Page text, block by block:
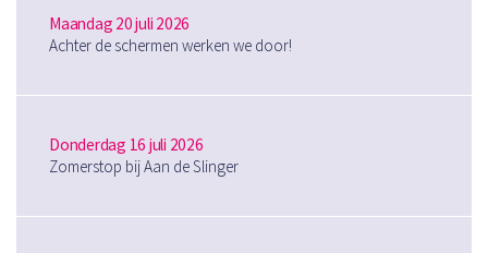
Maandag 20 juli 2026
Achter de schermen werken we door!
Donderdag 16 juli 2026
Zomerstop bij Aan de Slinger